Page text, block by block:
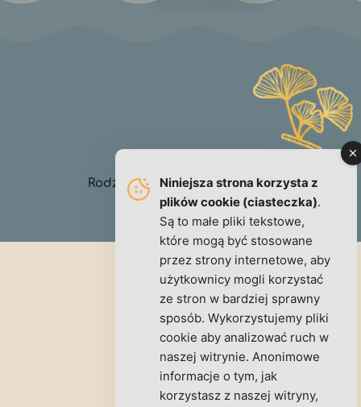
Rodzinne pożegnania w stylu „slow farewell”
Polityka prywatności
Niniejsza strona korzysta z
plików cookie (ciasteczka).
Są to małe pliki tekstowe,
które mogą być stosowane
przez strony internetowe, aby
użytkownicy mogli korzystać
ze stron w bardziej sprawny
sposób. Wykorzystujemy pliki
cookie aby analizować ruch w
naszej witrynie. Anonimowe
informacje o tym, jak
korzystasz z naszej witryny,